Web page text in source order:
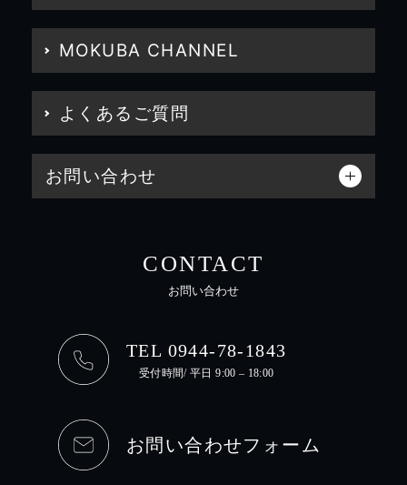
MOKUBA CHANNEL
よくあるご質問
お問い合わせ
CONTACT
お問い合わせ
TEL 0944-78-1843
受付時間/ 平日 9:00 – 18:00
お問い合わせフォーム